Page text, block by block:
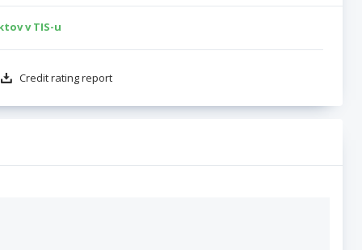
v TIS-u
Credit rating report